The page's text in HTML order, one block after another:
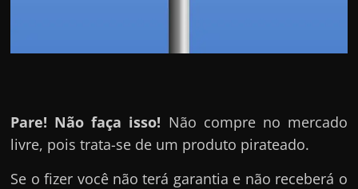
Pare! Não faça isso! Não compre no mercado
livre, pois trata-se de um produto pirateado.
Se o fizer você não terá garantia e não receberá o